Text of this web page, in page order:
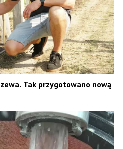
Tak przygotowano nową